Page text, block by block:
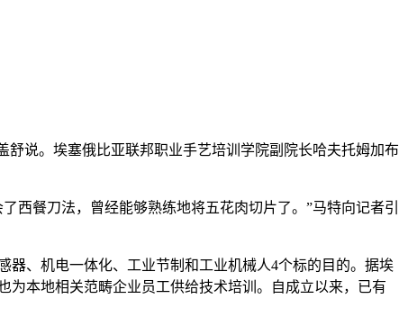
说。埃塞俄比亚联邦职业手艺培训学院副院长哈夫托姆加布
餐刀法，曾经能够熟练地将五花肉切片了。”马特向记者引
、机电一体化、工业节制和工业机械人4个标的目的。据埃
本地相关范畴企业员工供给技术培训。自成立以来，已有